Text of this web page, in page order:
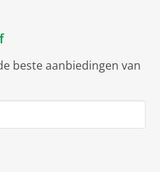
beste aanbiedingen van